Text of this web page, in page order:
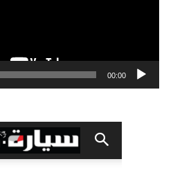
00:00